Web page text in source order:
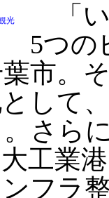
光
「い
5つの
市。
して
さら
工業
フラ